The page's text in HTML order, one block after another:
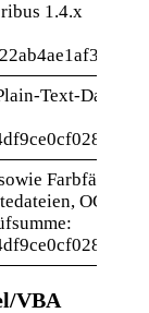
1.4.x
Text-Dateien
Farbfächer-
OCSC-
VBA